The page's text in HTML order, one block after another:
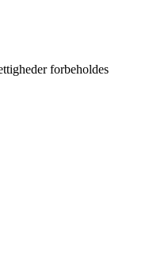
forbeholdes